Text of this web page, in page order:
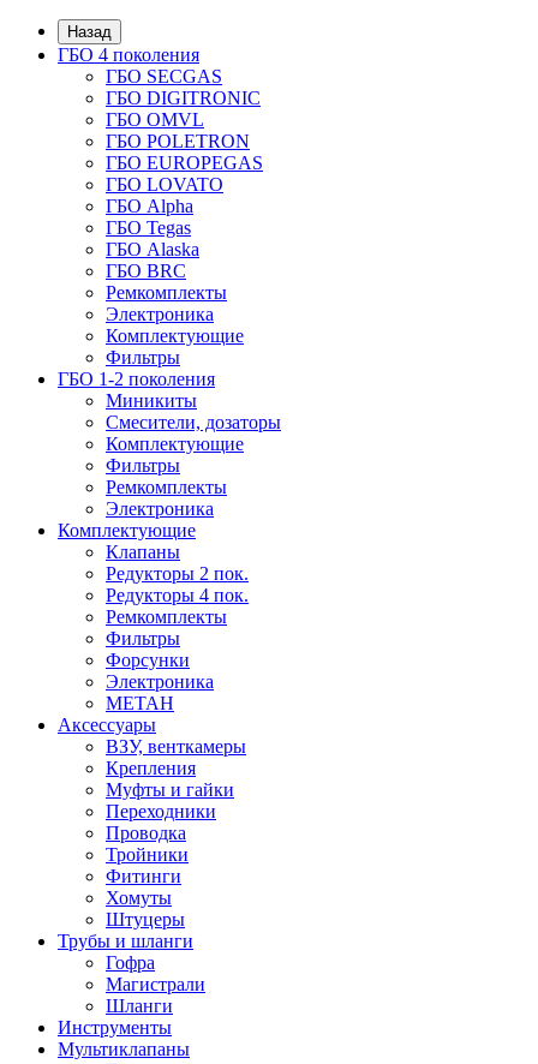
Назад
ГБО 4 поколения
ГБО SECGAS
ГБО DIGITRONIC
ГБО OMVL
ГБО POLETRON
ГБО EUROPEGAS
ГБО LOVATO
ГБО Alpha
ГБО Tegas
ГБО Alaska
ГБО BRC
Ремкомплекты
Электроника
Комплектующие
Фильтры
ГБО 1-2 поколения
Миникиты
Смесители, дозаторы
Комплектующие
Фильтры
Ремкомплекты
Электроника
Комплектующие
Клапаны
Редукторы 2 пок.
Редукторы 4 пок.
Ремкомплекты
Фильтры
Форсунки
Электроника
МЕТАН
Аксессуары
ВЗУ, венткамеры
Крепления
Муфты и гайки
Переходники
Проводка
Тройники
Фитинги
Хомуты
Штуцеры
Трубы и шланги
Гофра
Магистрали
Шланги
Инструменты
Мультиклапаны